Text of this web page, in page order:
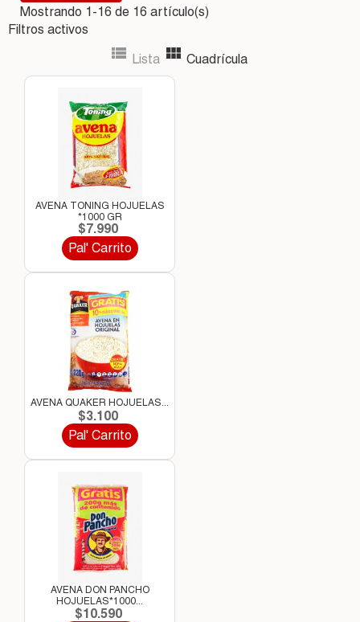
Mostrando 1-16 de 16 artículo(s)
Filtros activos
 Cuadrícula
 Lista
AVENA TONING HOJUELAS
*1000 GR
$7.990
Pal' Carrito
AVENA QUAKER HOJUELAS...
$3.100
Pal' Carrito
AVENA DON PANCHO
HOJUELAS*1000...
$10.590